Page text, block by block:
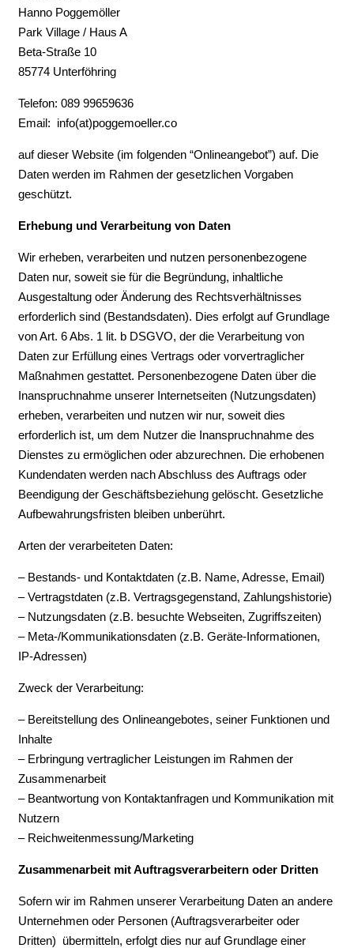
Hanno Poggemöller
Park Village / Haus A
Beta-Straße 10
85774 Unterföhring
Telefon: 089 99659636
Email: info(at)poggemoeller.co
auf dieser Website (im folgenden “Onlineangebot”) auf. Die
Daten werden im Rahmen der gesetzlichen Vorgaben
geschützt.
Erhebung und Verarbeitung von Daten
Wir erheben, verarbeiten und nutzen personenbezogene
Daten nur, soweit sie für die Begründung, inhaltliche
Ausgestaltung oder Änderung des Rechtsverhältnisses
erforderlich sind (Bestandsdaten). Dies erfolgt auf Grundlage
von Art. 6 Abs. 1 lit. b DSGVO, der die Verarbeitung von
Daten zur Erfüllung eines Vertrags oder vorvertraglicher
Maßnahmen gestattet. Personenbezogene Daten über die
Inanspruchnahme unserer Internetseiten (Nutzungsdaten)
erheben, verarbeiten und nutzen wir nur, soweit dies
erforderlich ist, um dem Nutzer die Inanspruchnahme des
Dienstes zu ermöglichen oder abzurechnen. Die erhobenen
Kundendaten werden nach Abschluss des Auftrags oder
Beendigung der Geschäftsbeziehung gelöscht. Gesetzliche
Aufbewahrungsfristen bleiben unberührt.
Arten der verarbeiteten Daten:
– Bestands- und Kontaktdaten (z.B. Name, Adresse, Email)
– Vertragstdaten (z.B. Vertragsgegenstand, Zahlungshistorie)
– Nutzungsdaten (z.B. besuchte Webseiten, Zugriffszeiten)
– Meta-/Kommunikationsdaten (z.B. Geräte-Informationen,
IP-Adressen)
Zweck der Verarbeitung:
– Bereitstellung des Onlineangebotes, seiner Funktionen und
Inhalte
– Erbringung vertraglicher Leistungen im Rahmen der
Zusammenarbeit
– Beantwortung von Kontaktanfragen und Kommunikation mit
Nutzern
– Reichweitenmessung/Marketing
Zusammenarbeit mit Auftragsverarbeitern oder Dritten
Sofern wir im Rahmen unserer Verarbeitung Daten an andere
Unternehmen oder Personen (Auftragsverarbeiter oder
Dritten) übermitteln, erfolgt dies nur auf Grundlage einer